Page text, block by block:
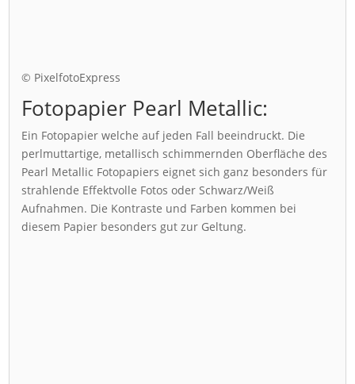
© PixelfotoExpress
Fotopapier Pearl Metallic:
Ein Fotopapier welche auf jeden Fall beeindruckt. Die
perlmuttartige, metallisch schimmernden Oberfläche des
Pearl Metallic Fotopapiers eignet sich ganz besonders für
strahlende Effektvolle Fotos oder Schwarz/Weiß
Aufnahmen. Die Kontraste und Farben kommen bei
diesem Papier besonders gut zur Geltung.